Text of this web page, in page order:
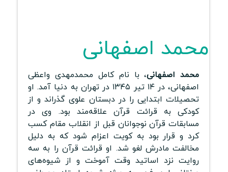
محمد اصفهانی
محمد اصفهانی، با نام کامل محمدمهدی واعظی
اصفهانی، در ۱۴ تیر ۱۳۴۵ در تهران به دنیا آمد. او
تحصیلات ابتدایی را در دبستان علوی گذراند و از
کودکی به قرائت قرآن علاقه‌مند بود. وی در
مسابقات قرآن نوجوانان قبل از انقلاب مقام کسب
کرد و قرار بود به کویت اعزام شود که به دلیل
مخالفت مادرش لغو شد. او قرائت قرآن را به سه
روایت نزد اساتید وقت آموخت و از شیوه‌های